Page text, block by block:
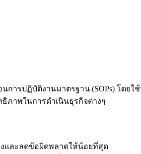
ารปฏิบัติงานมาตรฐาน (SOPs) โดยใ
ภาพในการดำเนินธุรกิจต่างๆ
และลดข้อผิดพลาดให้น้อยที่สุด